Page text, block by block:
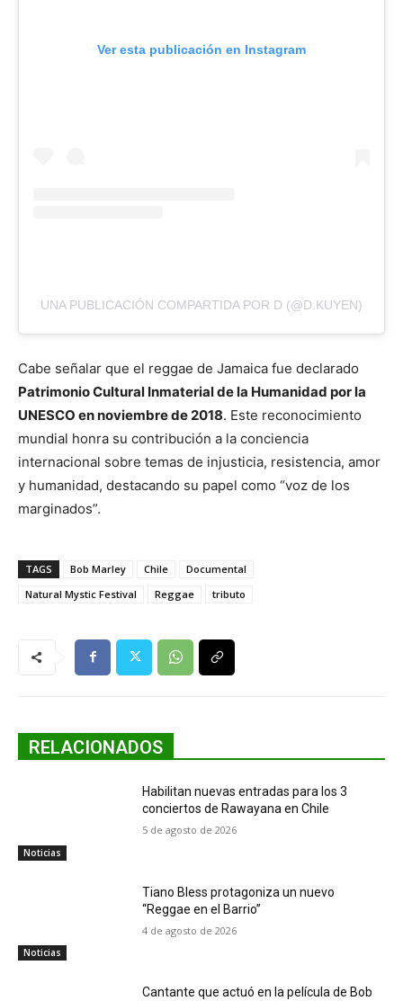
Ver esta publicación en Instagram
UNA PUBLICACIÓN COMPARTIDA POR D (@D.KUYEN)
Cabe señalar que el reggae de Jamaica fue declarado
Patrimonio Cultural Inmaterial de la Humanidad por la
UNESCO en noviembre de 2018. Este reconocimiento
mundial honra su contribución a la conciencia
internacional sobre temas de injusticia, resistencia, amor
y humanidad, destacando su papel como “voz de los
marginados”.
TAGS Bob Marley Chile
Documental
Natural Mystic Festival
Reggae tributo
RELACIONADOS
Noticias
Habilitan nuevas entradas para los 3
conciertos de Rawayana en Chile
5 de agosto de 2026
Noticias
Tiano Bless protagoniza un nuevo
“Reggae en el Barrio”
4 de agosto de 2026
Cantante que actuó en la película de Bob